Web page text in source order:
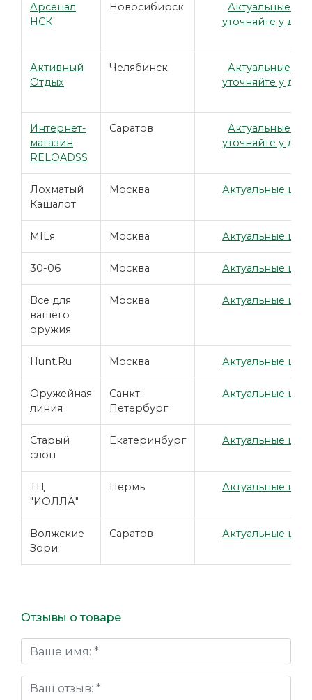
Арсенал
НСК
Новосибирск
Актуальные
уточняйте у
Активный
Отдых
Челябинск
Актуальные
уточняйте у
Интернет-
магазин
RELOADSS
Саратов
Актуальные
уточняйте у
Лохматый
Кашалот
Москва Актуальные
MILя Москва Актуальные
30-06 Москва Актуальные
Все для
вашего
оружия
Москва Актуальные
Hunt.Ru Москва Актуальные
Оружейная
линия
Санкт-
Петербург
Актуальные
Старый
слон
Екатеринбург Актуальные
ТЦ
"ИОЛЛА"
Пермь Актуальные
Волжские
Зори
Саратов Актуальные
Отзывы о товаре